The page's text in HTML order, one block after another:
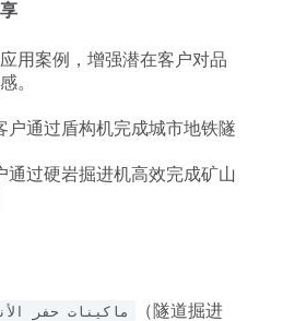
用案例，增强潜在客户对品
。
户通过盾构机完成城市地铁隧
通过硬岩掘进机高效完成矿山
ماكينات حفر
（隧道掘进